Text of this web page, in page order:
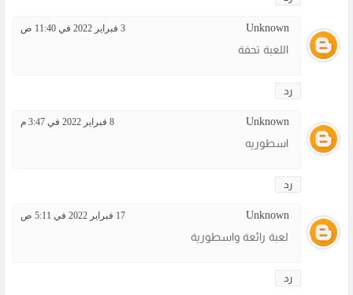
Unknown 3 فبراير 2022 في 11:40 ص
اللعبة تحفة
رد
Unknown 8 فبراير 2022 في 3:47 م
اسطوريه
رد
Unknown 17 فبراير 2022 في 5:11 ص
لعبة رائعة واسطورية
رد